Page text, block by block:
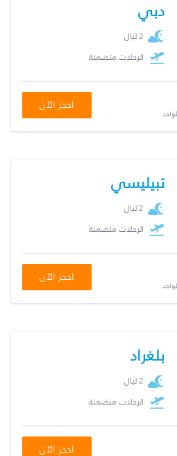
دبي
2 ليال
الرحلات متضمنة
احجز الآن
تبيليسي
2 ليال
الرحلات متضمنة
احجز الآن
بلغراد
2 ليال
الرحلات متضمنة
احجز الآن